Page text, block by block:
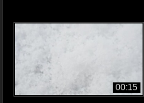
00:15